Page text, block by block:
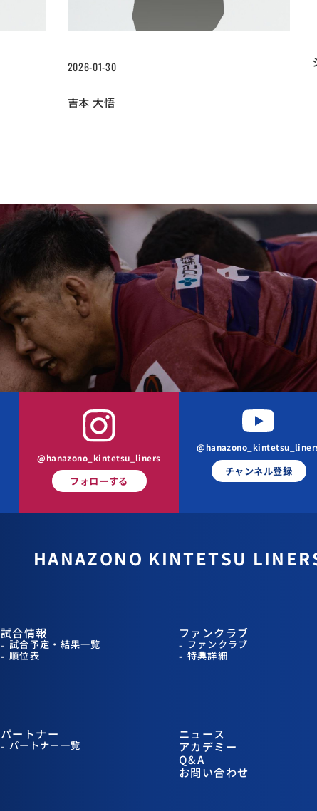
2026-01-30
吉本 大悟
@hanazono_kintetsu_liners
フォローする
チャンネル登録
HANAZONO KINTETSU
試合情報
試合予定・結果一覧
順位表
ファンクラブ
ファンクラブ
特典詳細
パートナー
パートナー一覧
ニュース
アカデミー
Q&A
お問い合わせ